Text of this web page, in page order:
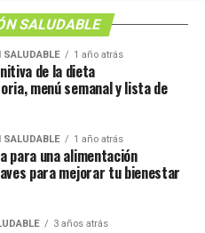
SALUDABLE
SALUDABLE 1 año atrás
de la dieta
menú semanal y lista de
SALUDABLE 1 año atrás
para una alimentación
para mejorar tu bienestar
3 años atrás